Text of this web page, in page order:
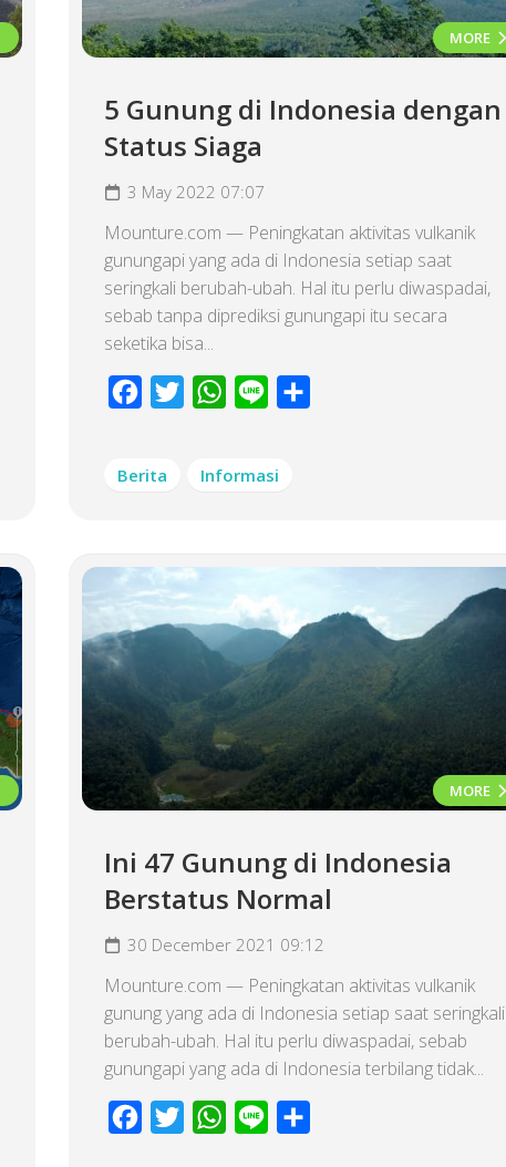
MORE
5 Gunung di Indonesia dengan
Status Siaga
3 May 2022 07:07
Mounture.com — Peningkatan aktivitas vulkanik
gunungapi yang ada di Indonesia setiap saat
seringkali berubah-ubah. Hal itu perlu diwaspadai,
sebab tanpa diprediksi gunungapi itu secara
seketika bisa...
Facebook
Twitter WhatsApp
Line
Berita Informasi
MORE
Ini 47 Gunung di Indonesia
Berstatus Normal
30 December 2021 09:12
Mounture.com — Peningkatan aktivitas vulkanik
gunung yang ada di Indonesia setiap saat seringkali
berubah-ubah. Hal itu perlu diwaspadai, sebab
gunungapi yang ada di Indonesia terbilang tidak...
Facebook
Twitter WhatsApp
Line